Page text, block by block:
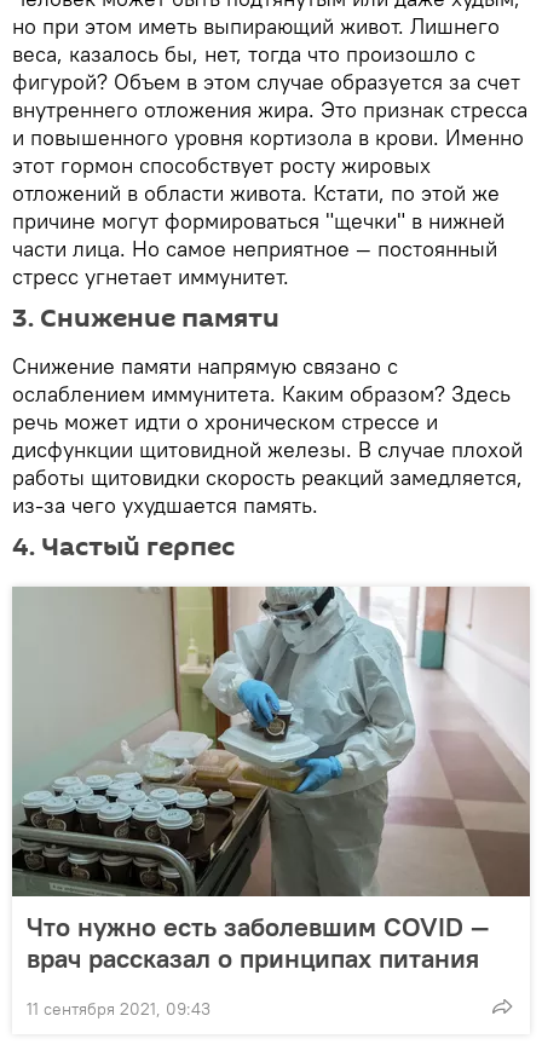
но при этом иметь выпирающий живот. Лишнего
веса, казалось бы, нет, тогда что произошло с
фигурой? Объем в этом случае образуется за счет
внутреннего отложения жира. Это признак стресса
и повышенного уровня кортизола в крови. Именно
этот гормон способствует росту жировых
отложений в области живота. Кстати, по этой же
причине могут формироваться "щечки" в нижней
части лица. Но самое неприятное — постоянный
стресс угнетает иммунитет.
3. Снижение памяти
Снижение памяти напрямую связано с
ослаблением иммунитета. Каким образом? Здесь
речь может идти о хроническом стрессе и
дисфункции щитовидной железы. В случае плохой
работы щитовидки скорость реакций замедляется,
из-за чего ухудшается память.
4. Частый герпес
Что нужно есть заболевшим COVID —
врач рассказал о принципах питания
11 сентября 2021, 09:43